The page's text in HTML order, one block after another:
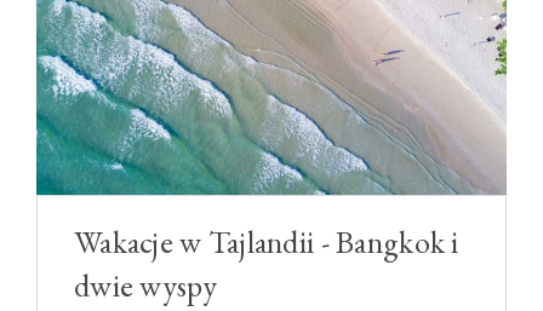
Wakacje w Tajlandii - Bangkok i
dwie wyspy